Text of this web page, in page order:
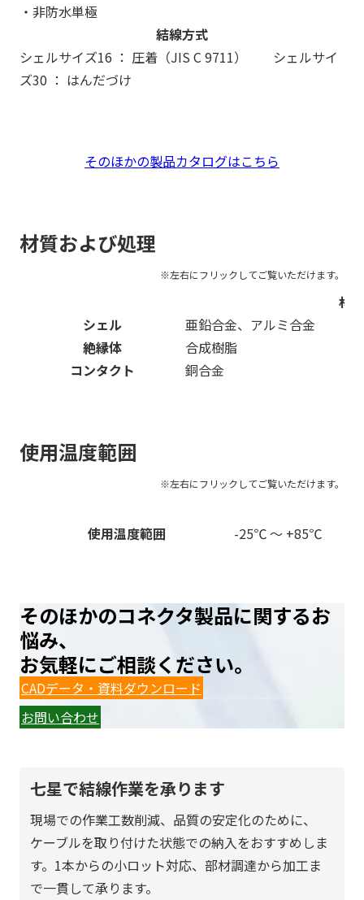
・非防水単極
結線方式
シェルサイズ16 ： 圧着（JIS C 9711） シェルサイ
ズ30 ： はんだづけ
そのほかの製品カタログはこちら
材質および処理
材質
シェル
亜鉛合金、アルミ合金
絶縁体
合成樹脂
コンタクト
銅合金
使用温度範囲
使用温度範囲
-25℃ ～ +85℃
そのほかのコネクタ製品に関するお
悩み、
お気軽にご相談ください。
CADデータ・資料ダウンロード
お問い合わせ
七星で結線作業を承ります
現場での作業工数削減、品質の安定化のために、
ケーブルを取り付けた状態での納入をおすすめしま
す。1本からの小ロット対応、部材調達から加工ま
で一貫して承ります。